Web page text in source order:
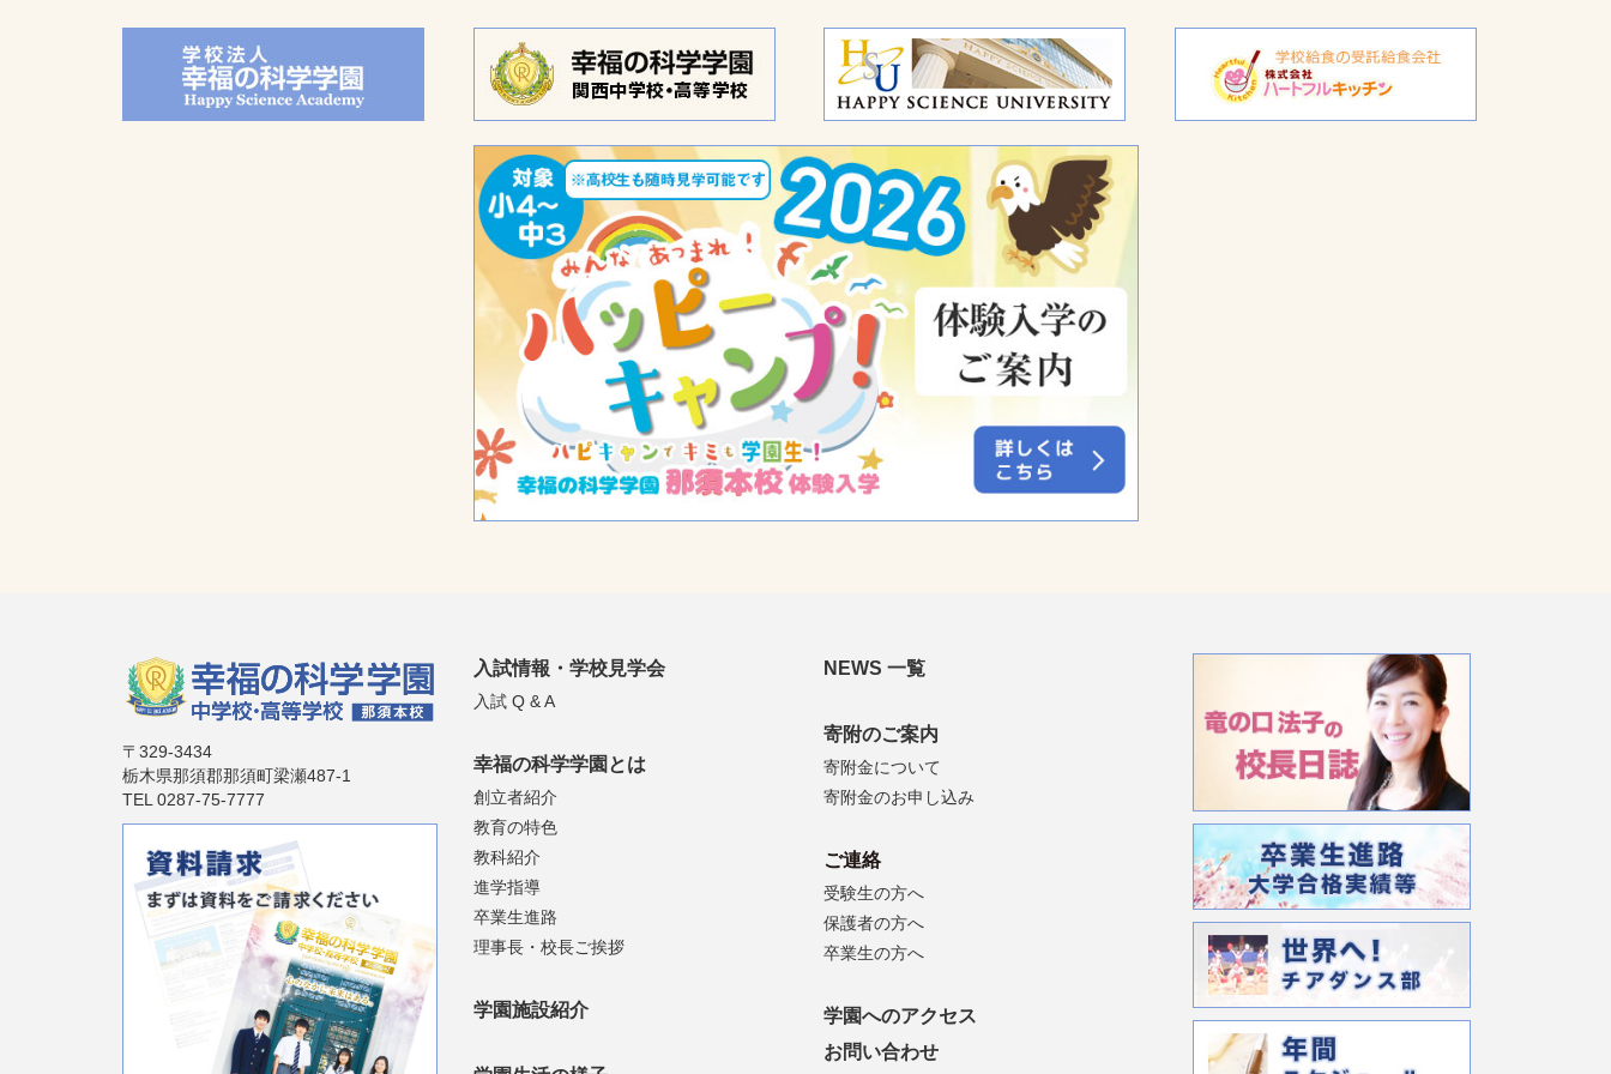
〒329-3434
栃木県那須郡那須町梁瀬487-1
TEL 0287-75-7777
入試情報・学校見学会
入試 Q & A
幸福の科学学園とは
創立者紹介
教育の特色
教科紹介
進学指導
卒業生進路
理事長・校長ご挨拶
学園施設紹介
NEWS 一覧
寄附のご案内
寄附金について
寄附金のお申し込み
ご連絡
受験生の方へ
保護者の方へ
卒業生の方へ
学園へのアクセス
お問い合わせ